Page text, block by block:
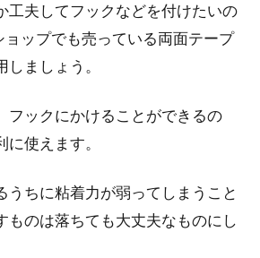
工夫してフックなどを付けたいの
ップでも売っている両面テープ
ましょう。
フックにかけることができるの
使えます。
うちに粘着力が弱ってしまうこと
ものは落ちても大丈夫なものにし